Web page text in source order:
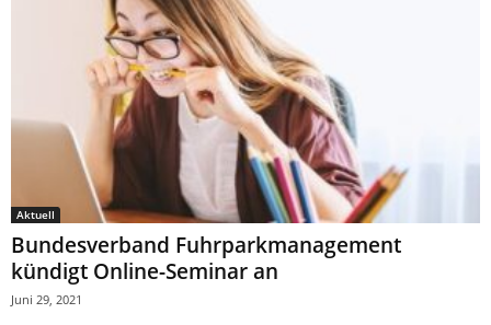
Aktuell
Bundesverband Fuhrparkmanagement
kündigt Online-Seminar an
Juni 29, 2021